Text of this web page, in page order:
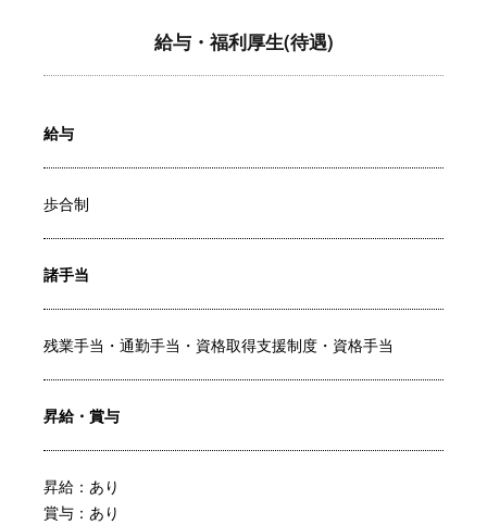
給与・福利厚生(待遇)
給与
歩合制
諸手当
残業手当・通勤手当・資格取得支援制度・資格手当
昇給・賞与
昇給：あり
賞与：あり